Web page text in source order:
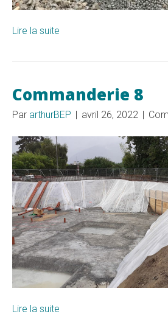
Lire la suite
Commanderie 8
Par arthurBEP | avril 26, 2022 |
Lire la suite